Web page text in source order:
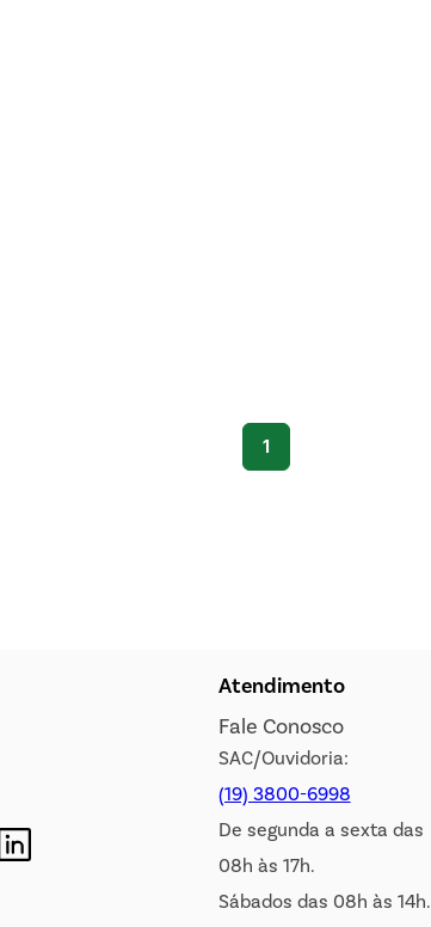
1
Atendimento
Fale Conosco
SAC/Ouvidoria:
(19) 3800-6998
De segunda a sexta das
08h às 17h.
Sábados das 08h às 14h.